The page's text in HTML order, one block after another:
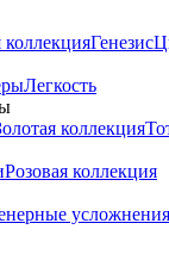
коллекцияГенезис
Легкость
коллекция
Розовая коллекция
усложнения